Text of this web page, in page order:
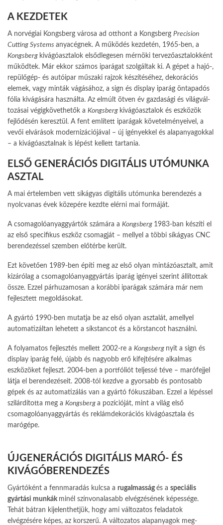
A KEZDETEK
A norvégiai Kongsberg városa ad otthont a Kongs­berg Precision
Cutting Systems anyacégnek. A műkö­dés kezdetén, 1965-ben, a
Kongsberg kivágóasztalok elsődlegesen mérnöki tervezőasztalokként
működ­tek. Már ekkor számos iparágat szolgáltak ki. A gépet a hajó-,
repülőgép- és autóipar műszaki rajzok készí­téséhez, dekorációs
elemek, vagy minták vágásához, a sign és display iparág öntapadós
fólia kivágására használta. Az elmúlt ötven év gazdasági és világvál­
tozásai végigkövethetők a Kongsberg kivágóasztalok és eszközök
fejlődésén keresztül. A fent említett iparágak követelményeivel, a
vevői elvárások mo­dernizációjával – új igényekkel és alapanyagokkal
– a kivágóasztalnak is lépést kellett tartania.
ELSŐ GENERÁCIÓS DIGITÁLIS UTÓMUNKA
ASZTAL
A mai értelemben vett síkágyas digitális utómunka berendezés a
nyolcvanas évek közepére kezdte elérni mai formáját.
A csomagolóanyaggyártók számára a Kongsberg 1983-ban készíti el
az első specifikus eszköz csomag­ját – mellyel a többi síkágyas CNC
berendezéssel szemben előtérbe került.
Ezt követően 1989-ben építi meg az első olyan min­tázóasztalt, amit
kizárólag a csomagolóanyaggyártás iparág igényei szerint állítottak
össze. Ezzel pár­huzamosan a korábbi iparágak számára már nem
fejlesztett megoldásokat.
A gyártó 1990-ben mutatja be az első olyan asztalát, amellyel
automatizáltan lehetett a síkstancot és a körstancot használni.
A folyamatos fejlesztés mellett 2002-re a Kongsberg nyit a sign és
display iparág felé, újabb és nagyobb erő kifejtésére alkalmas
eszközöket fejleszt. 2004-ben a portfóliót teljessé téve – marófejjel
látja el berendezéseit. 2008-tól kezdve a gyorsabb és pontosabb
gépek és az automatizálás van a gyártó fókuszában. Ezzel a lépéssel
szilárdította meg a Kongsberg a pozícióját, mint a világ első
csomagoló­anyaggyártás és reklámdekorációs kivágóasztala és
marógépe.
ÚJGENERÁCIÓS DIGITÁLIS MARÓ- ÉS
KIVÁGÓBERENDEZÉS
Gyártóként a fennmaradás kulcsa a rugalmasságés a speciális
gyártási munkák minél színvonalasabb elvégzésének képessége.
Tehát bátran kijelent­hetjük, hogy ami változatos feladatok
elvégzésére képes, az korszerű. A változatos alapanyagok meg­